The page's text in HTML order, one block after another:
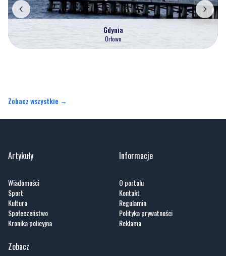
Gdynia
Orłowo
Zobacz wszystkie →
Artykuły
Wiadomości
Sport
Kultura
Społeczeństwo
Kronika policyjna
Informacje
O portalu
Kontakt
Regulamin
Polityka prywatności
Reklama
Zobacz